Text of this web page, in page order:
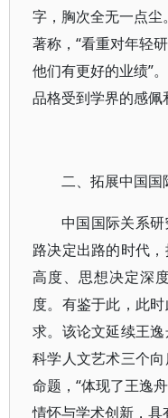
字，胸次全无一点尘
著称，“看重对年轻
他们有更好的业绩”
品格受到学界的感佩
二、拓展中国
中国国际关系
路决定出路的时代
高度、思想决定深
度。有鉴于此，此
求。该论文延续王
科学人文艺术三个
命题，“体现了王逸
情怀与学术创新，具